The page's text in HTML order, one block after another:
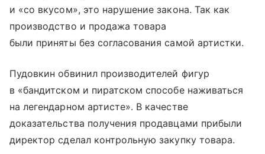
Регистрация Войти
и «со вкусом», это нарушение закона. Так как
производство и продажа товара
были приняты без согласования самой артистки.
Пудовкин обвинил производителей фигур
в «бандитском и пиратском способе наживаться
на легендарном артисте». В качестве
доказательства получения продавцами прибыли
директор сделал контрольную закупку товара.